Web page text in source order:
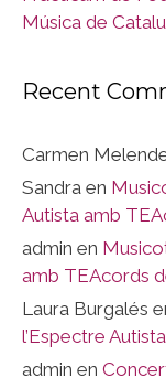
Música de
Recent
Carmen
Sandra en
Autista amb
admin en
amb TEAcords
Laura Burgalés
l’Espectre
admin en